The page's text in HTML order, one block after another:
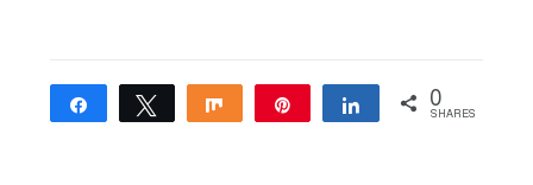
Share Tweet Share Share 0
SHARES